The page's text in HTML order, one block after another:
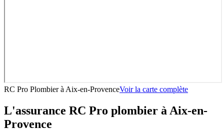
RC Pro Plombierà Aix-en-ProvenceVoir la carte complète
L'assurance RC Pro plombier à Aix-en-
Provence